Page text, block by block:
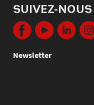
SUIVEZ-NOUS
Newsletter